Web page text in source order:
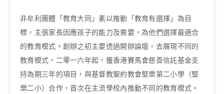
非牟利團體「教育大同」素以推動「教育有選擇」為目
標，主張家長因應孩子的能力及需要，為他們選擇最適合
的教育模式。創辦之初主要透過開辦論壇，去展現不同的
教育模式。二零一六年起，獲香港賽馬會慈善信託基金支
持為期三年的項目，與基督教聖約教會堅樂第二小學（堅
樂二小）合作，首次在主流學校內推動不同的教育模式。